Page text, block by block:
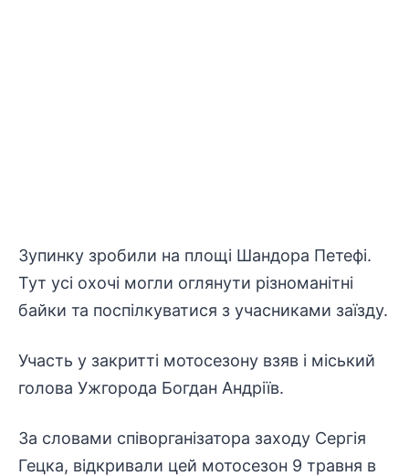
Зупинку зробили на площі Шандора Петефі.
Тут усі охочі могли оглянути різноманітні
байки та поспілкуватися з учасниками заїзду.
Участь у закритті мотосезону взяв і міський
голова Ужгорода Богдан Андріїв.
За словами співорганізатора заходу Сергія
Гецка, відкривали цей мотосезон 9 травня в